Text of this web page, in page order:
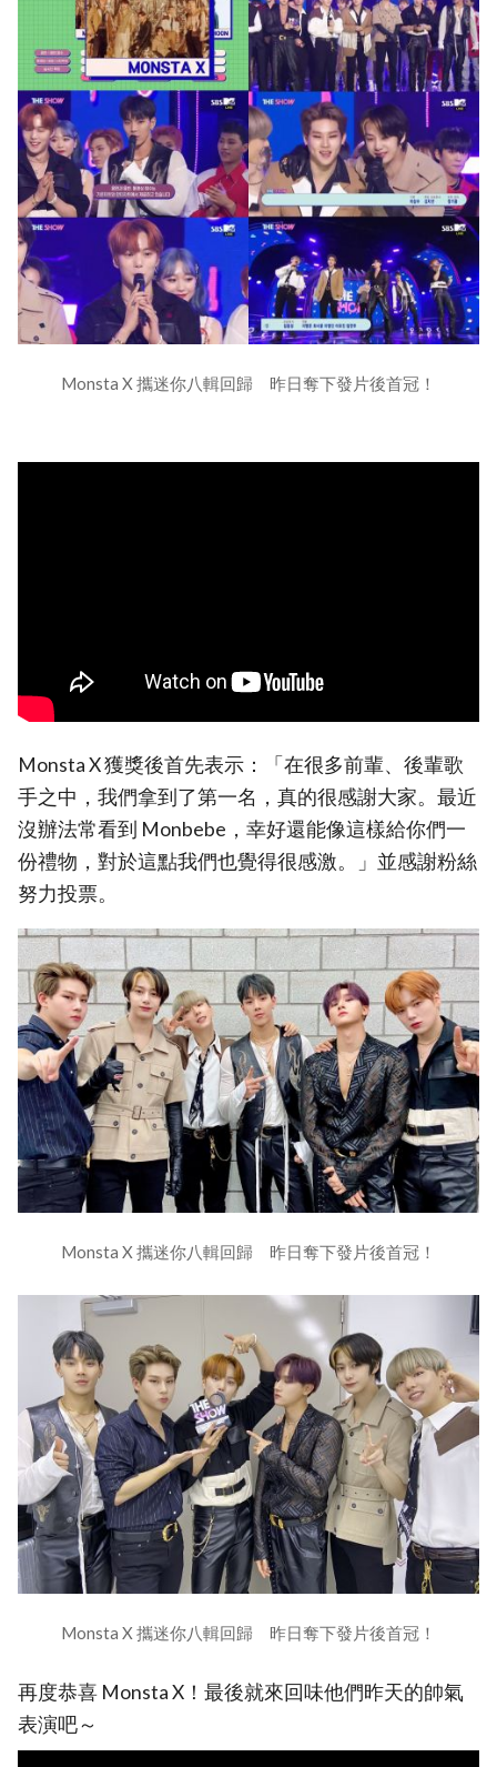
Monsta X 攜迷你八輯回歸 昨日奪下發片後首冠！
Monsta X 獲獎後首先表示：「在很多前輩、後輩歌
手之中，我們拿到了第一名，真的很感謝大家。最近
沒辦法常看到 Monbebe，幸好還能像這樣給你們一
份禮物，對於這點我們也覺得很感激。」並感謝粉絲
努力投票。
Monsta X 攜迷你八輯回歸 昨日奪下發片後首冠！
Monsta X 攜迷你八輯回歸 昨日奪下發片後首冠！
再度恭喜 Monsta X！最後就來回味他們昨天的帥氣
表演吧～